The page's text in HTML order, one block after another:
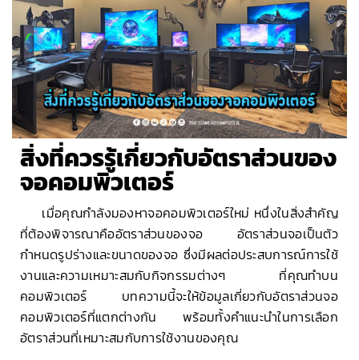
สิ่งที่ควรรู้เกี่ยวกับอัตราส่วนของ
จอคอมพิวเตอร์
เมื่อคุณกำลังมองหาจอคอมพิวเตอร์ใหม่ หนึ่งในสิ่งสำคัญ
ที่ต้องพิจารณาคืออัตราส่วนของจอ อัตราส่วนจอเป็นตัว
กำหนดรูปร่างและขนาดของจอ ซึ่งมีผลต่อประสบการณ์การใช้
งานและความเหมาะสมกับกิจกรรมต่างๆ ที่คุณทำบน
คอมพิวเตอร์ บทความนี้จะให้ข้อมูลเกี่ยวกับอัตราส่วนจอ
คอมพิวเตอร์ที่แตกต่างกัน พร้อมทั้งคำแนะนำในการเลือก
อัตราส่วนที่เหมาะสมกับการใช้งานของคุณ